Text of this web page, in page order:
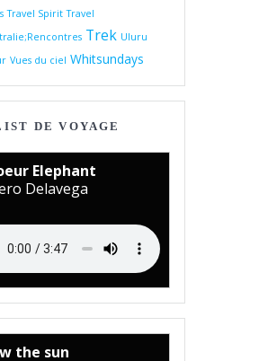
Travel Spirit Travel
Trek Uluru
Vues du ciel Whitsundays
DE VOYAGE
Elephant
Delavega
the sun